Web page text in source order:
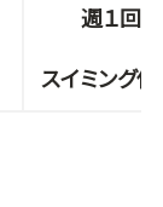
週１回
スイミング